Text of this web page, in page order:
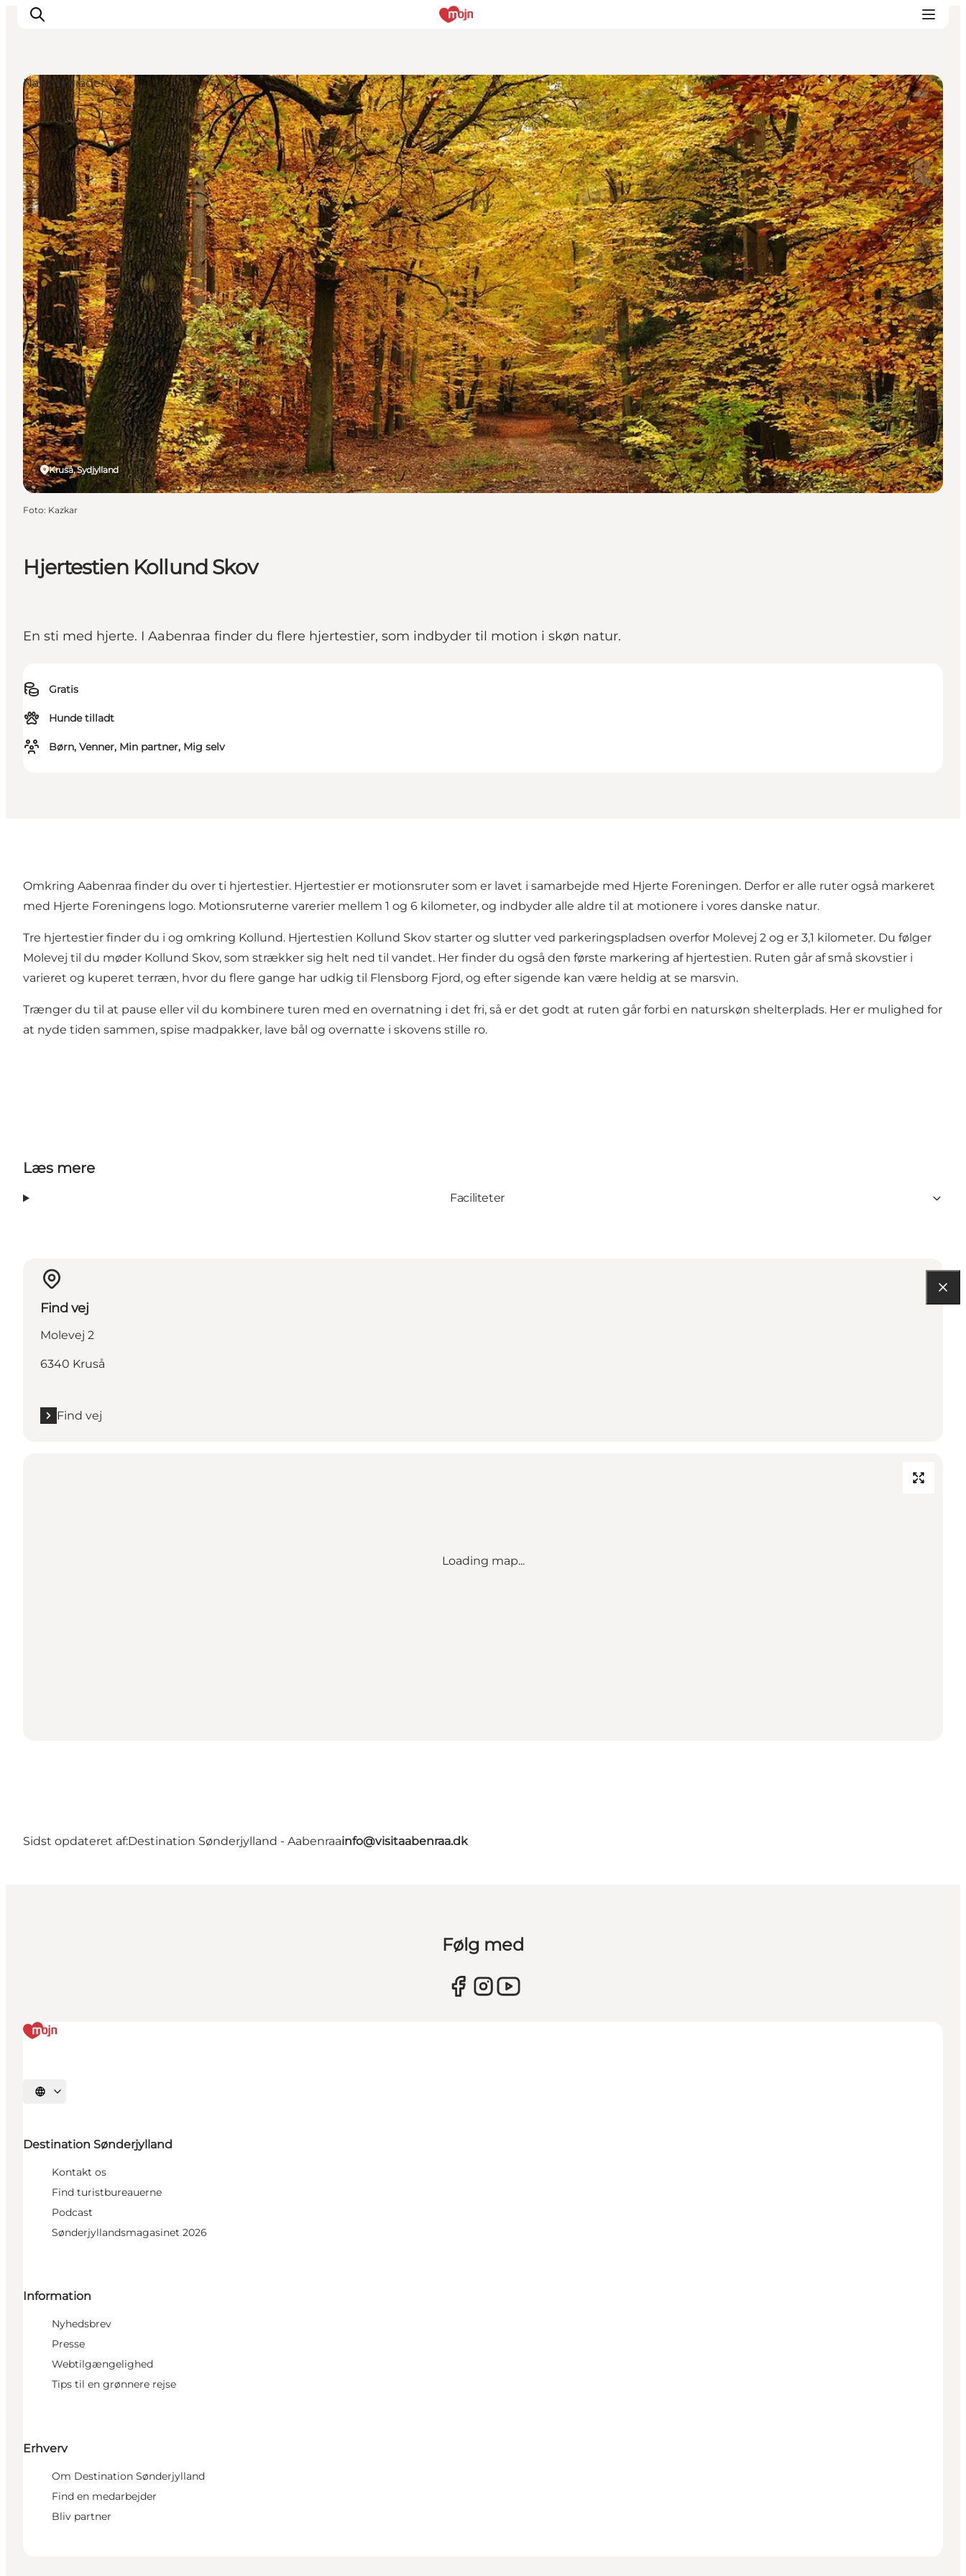
Oplevelser
Byer & Steder
Det sker
Overnatning
Planlæg din ferie
Booking
Hjertestien Kollund Skov
En sti med hjerte. I Aabenraa finder du flere hjertestier, som indbyder til motion i skøn natur.
Gratis
Hunde tilladt
Børn, Venner, Min partner, Mig selv
Kruså, Sydjylland
Naturområder
Foto: Kazkar
Omkring Aabenraa finder du over ti hjertestier. Hjertestier er motionsruter som er lavet i samarbejde med Hjerte Foreningen. Derfor er alle ruter også markeret
med Hjerte Foreningens logo. Motionsruterne varerier mellem 1 og 6 kilometer, og indbyder alle aldre til at motionere i vores danske natur.
Tre hjertestier finder du i og omkring Kollund. Hjertestien Kollund Skov starter og slutter ved parkeringspladsen overfor Molevej 2 og er 3,1 kilometer. Du følger
Molevej til du møder Kollund Skov, som strækker sig helt ned til vandet. Her finder du også den første markering af hjertestien. Ruten går af små skovstier i
varieret og kuperet terræn, hvor du flere gange har udkig til Flensborg Fjord, og efter sigende kan være heldig at se marsvin.
Trænger du til at pause eller vil du kombinere turen med en overnatning i det fri, så er det godt at ruten går forbi en naturskøn shelterplads. Her er mulighed for
at nyde tiden sammen, spise madpakker, lave bål og overnatte i skovens stille ro.
Læs mere
Faciliteter
Find vej
Molevej 2
6340 Kruså
Find vej
Loading map...
Sidst opdateret af:Destination Sønderjylland - Aabenraainfo@visitaabenraa.dk
Følg med
Vælg sprog
Destination Sønderjylland
Kontakt os
Find turistbureauerne
Podcast
Sønderjyllandsmagasinet 2026
Information
Nyhedsbrev
Presse
Webtilgængelighed
Tips til en grønnere rejse
Erhverv
Om Destination Sønderjylland
Find en medarbejder
Bliv partner